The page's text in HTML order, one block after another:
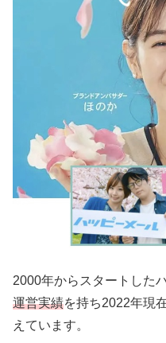
2000年からスタートした
運営実績を持ち2022年現
えています。